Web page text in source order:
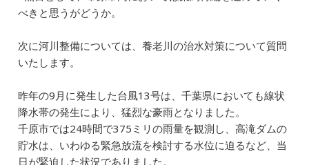
べきと思うがどうか。
次に河川整備については、養老川の治水対策について質問
いたします。
昨年の9月に発生した台風13号は、千葉県においても線状
降水帯の発生により、猛烈な豪雨となりました。
千原市では24時間で375ミリの雨量を観測し、高滝ダムの
貯水は、いわゆる緊急放流を検討する水位に迫るなど、当
日が緊迫した状況でありました。